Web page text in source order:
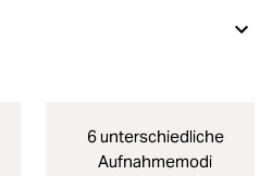
6 unterschiedliche
Aufnahmemodi